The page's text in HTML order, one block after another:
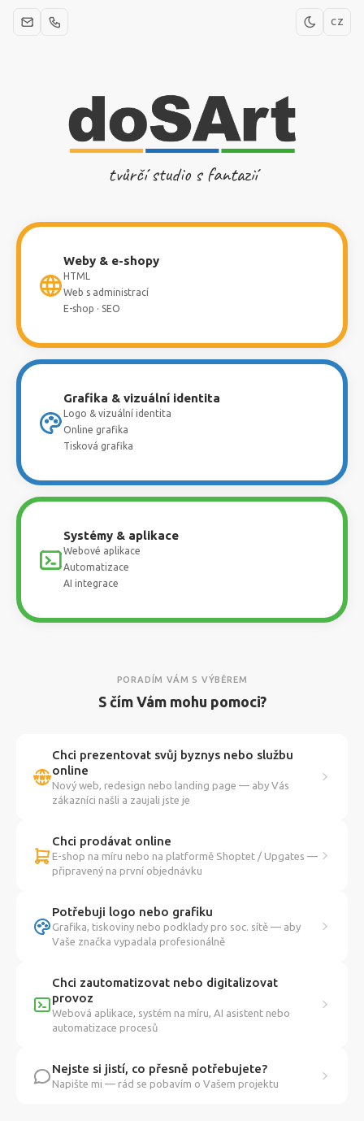
CZ
tvůrčí studio s fantazií
Weby & e-shopy
HTML
Web s administrací
E-shop · SEO
Grafika & vizuální identita
Logo & vizuální identita
Online grafika
Tisková grafika
Systémy & aplikace
Webové aplikace
Automatizace
AI integrace
PORADÍM VÁM S VÝBĚREM
S čím Vám mohu pomoci?
Chci prezentovat svůj byznys nebo službu
online
Nový web, redesign nebo landing page — aby Vás
zákazníci našli a zaujali jste je
Chci prodávat online
E-shop na míru nebo na platformě Shoptet / Upgates —
připravený na první objednávku
Potřebuji logo nebo grafiku
Grafika, tiskoviny nebo podklady pro soc. sítě — aby
Vaše značka vypadala profesionálně
Chci zautomatizovat nebo digitalizovat
provoz
Webová aplikace, systém na míru, AI asistent nebo
automatizace procesů
Nejste si jistí, co přesně potřebujete?
Napište mi — rád se pobavím o Vašem projektu